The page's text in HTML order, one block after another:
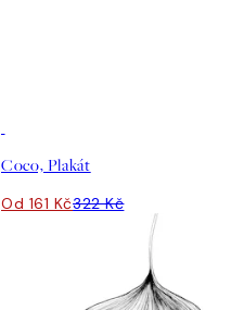
Coco, Plakát
Od 161 Kč322 Kč